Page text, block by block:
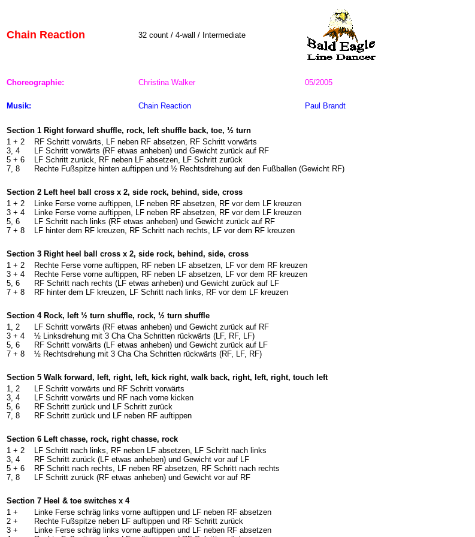
Chain Reaction 32 count / 4-wall / Intermediate
Choreographie: Christina Walker 05/2005
Musik: Chain Reaction Paul Brandt
Section 1 Right forward shuffle, rock, left shuffle back, toe, ½ turn
1 + 2
3, 4
5 + 6
7, 8
RF Schritt vorwärts, LF neben RF absetzen, RF Schritt vorwärts
LF Schritt vorwärts (RF etwas anheben) und Gewicht zurück auf RF
LF Schritt zurück, RF neben LF absetzen, LF Schritt zurück
Rechte Fußspitze hinten auftippen und ½ Rechtsdrehung auf den Fußballen (Gewicht RF)
Section 2 Left heel ball cross x 2, side rock, behind, side, cross
1 + 2
3 + 4
5, 6
7 + 8
Linke Ferse vorne auftippen, LF neben RF absetzen, RF vor dem LF kreuzen
Linke Ferse vorne auftippen, LF neben RF absetzen, RF vor dem LF kreuzen
LF Schritt nach links (RF etwas anheben) und Gewicht zurück auf RF
LF hinter dem RF kreuzen, RF Schritt nach rechts, LF vor dem RF kreuzen
Section 3 Right heel ball cross x 2, side rock, behind, side, cross
1 + 2
3 + 4
5, 6
7 + 8
Rechte Ferse vorne auftippen, RF neben LF absetzen, LF vor dem RF kreuzen
Rechte Ferse vorne auftippen, RF neben LF absetzen, LF vor dem RF kreuzen
RF Schritt nach rechts (LF etwas anheben) und Gewicht zurück auf LF
RF hinter dem LF kreuzen, LF Schritt nach links, RF vor dem LF kreuzen
Section 4 Rock, left ½ turn shuffle, rock, ½ turn shuffle
1, 2
3 + 4
5, 6
7 + 8
LF Schritt vorwärts (RF etwas anheben) und Gewicht zurück auf RF
½ Linksdrehung mit 3 Cha Cha Schritten rückwärts (LF, RF, LF)
RF Schritt vorwärts (LF etwas anheben) und Gewicht zurück auf LF
½ Rechtsdrehung mit 3 Cha Cha Schritten rückwärts (RF, LF, RF)
Section 5 Walk forward, left, right, left, kick right, walk back, right, left, right, touch left
1, 2
3, 4
5, 6
7, 8
LF Schritt vorwärts und RF Schritt vorwärts
LF Schritt vorwärts und RF nach vorne kicken
RF Schritt zurück und LF Schritt zurück
RF Schritt zurück und LF neben RF auftippen
Section 6 Left chasse, rock, right chasse, rock
1 + 2
3, 4
5 + 6
7, 8
LF Schritt nach links, RF neben LF absetzen, LF Schritt nach links
RF Schritt zurück (LF etwas anheben) und Gewicht vor auf LF
RF Schritt nach rechts, LF neben RF absetzen, RF Schritt nach rechts
LF Schritt zurück (RF etwas anheben) und Gewicht vor auf RF
Section 7 Heel & toe switches x 4
1 +
2 +
3 +
Linke Ferse schräg links vorne auftippen und LF neben RF absetzen
Rechte Fußspitze neben LF auftippen und RF Schritt zurück
Linke Ferse schräg links vorne auftippen und LF neben RF absetzen